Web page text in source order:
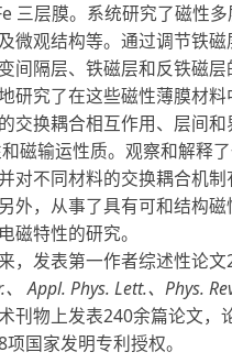
三层膜。系统研究了磁性
微观结构等。通过调节铁
间隔层、铁磁层和反铁磁
研究了在这些磁性薄膜材
交换耦合相互作用、层间和
磁输运性质。观察和解释
对不同材料的交换耦合机
外，从事了具有可和结构
磁特性的研究。
发表第一作者综述性论文
Appl. Phys. Lett.、Phys.
刊物上发表240余篇论文，
国家发明专利授权。